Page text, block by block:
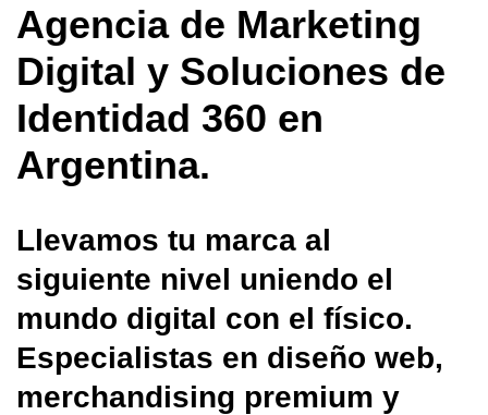
Agencia de Marketing
Digital y Soluciones de
Identidad 360 en
Argentina.
Llevamos tu marca al
siguiente nivel uniendo el
mundo digital con el físico.
Especialistas en diseño web,
merchandising premium y